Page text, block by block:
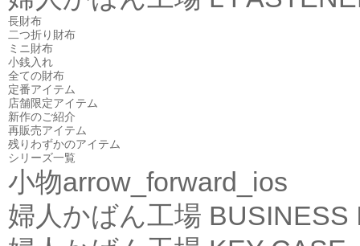
長財布
二つ折り財布
ミニ財布
小銭入れ
全ての財布
定番アイテム
店舗限定アイテム
新作のご紹介
再販売アイテム
残りわずかのアイテム
シリーズ一覧
小物arrow_forward_ios
婦人かばん工場 BUSINESS